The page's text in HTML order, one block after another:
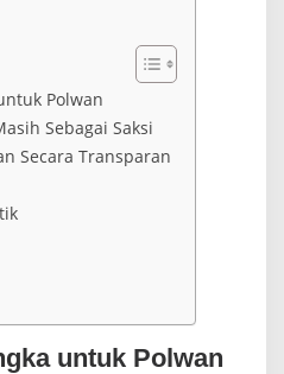
i
K
o
r
Polwan
Sebagai Saksi
Secara Transparan
untuk Polwan